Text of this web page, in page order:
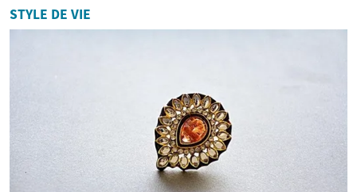
STYLE DE VIE